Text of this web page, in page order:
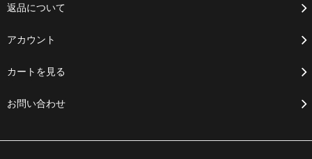
返品について
アカウント
カートを見る
お問い合わせ